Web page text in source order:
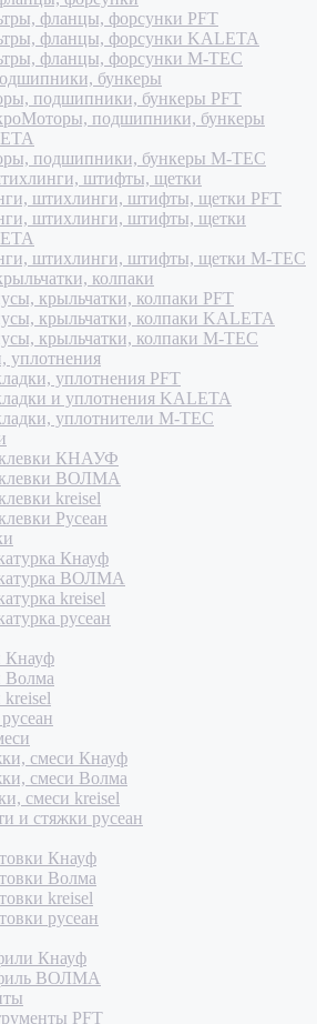
фланцы, форсунки PFT
фланцы, форсунки KALETA
фланцы, форсунки M-TEC
бункеры
подшипники, бункеры PFT
подшипники, бункеры
подшипники, бункеры M-TEC
штифты, щетки
штихлинги, штифты, щетки PFT
штихлинги, штифты, щетки
штихлинги, штифты, щетки M-TEC
колпаки
крыльчатки, колпаки PFT
крыльчатки, колпаки KALETA
крыльчатки, колпаки M-TEC
уплотнения
уплотнения PFT
и уплотнения KALETA
уплотнители M-TEC
КНАУФ
ВОЛМА
kreisel
Русеан
Кнауф
ВОЛМА
kreisel
русеан
Кнауф
Волма
смеси Кнауф
смеси Волма
смеси kreisel
и стяжки русеан
Кнауф
Волма
kreisel
русеан
Кнауф
ВОЛМА
PFT